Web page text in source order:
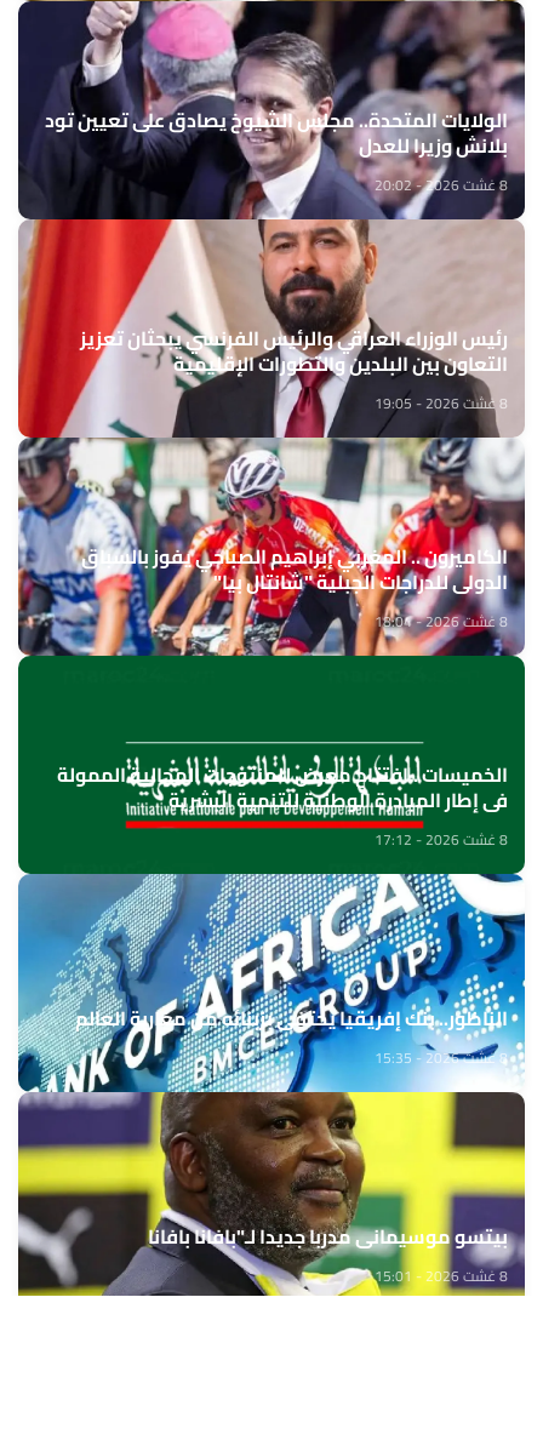
الولايات المتحدة.. مجلس الشيوخ يصادق على تعيين تود
بلانش وزيرا للعدل
8 غشت 2026 - 20:02
رئيس الوزراء العراقي والرئيس الفرنسي يبحثان تعزيز
التعاون بين البلدين والتطورات الإقليمية
8 غشت 2026 - 19:05
الكاميرون .. المغربي إبراهيم الصباحي يفوز بالسباق
الدولي للدراجات الجبلية "شانتال بيا"
8 غشت 2026 - 18:04
الخميسات ..افتتاح معرض للمنتوجات المجالية الممولة
في إطار المبادرة الوطنية للتنمية البشرية
8 غشت 2026 - 17:12
الناظور.. بنك إفريقيا يحتفي بزبنائه من مغاربة العالم
8 غشت 2026 - 15:35
بيتسو موسيماني مدربا جديدا لـ"بافانا بافانا
8 غشت 2026 - 15:01